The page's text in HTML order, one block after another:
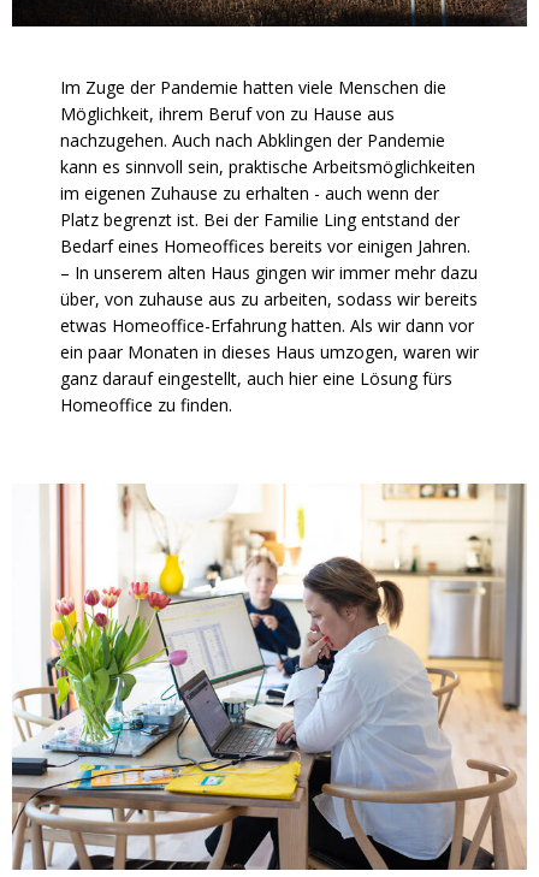
Im Zuge der Pandemie hatten viele Menschen die
Möglichkeit, ihrem Beruf von zu Hause aus
nachzugehen. Auch nach Abklingen der Pandemie
kann es sinnvoll sein, praktische Arbeitsmöglichkeiten
im eigenen Zuhause zu erhalten - auch wenn der
Platz begrenzt ist. Bei der Familie Ling entstand der
Bedarf eines Homeoffices bereits vor einigen Jahren.
– In unserem alten Haus gingen wir immer mehr dazu
über, von zuhause aus zu arbeiten, sodass wir bereits
etwas Homeoffice-Erfahrung hatten. Als wir dann vor
ein paar Monaten in dieses Haus umzogen, waren wir
ganz darauf eingestellt, auch hier eine Lösung fürs
Homeoffice zu finden.